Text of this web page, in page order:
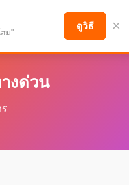
า
งด่วน
ม"
ดูวิธี ×